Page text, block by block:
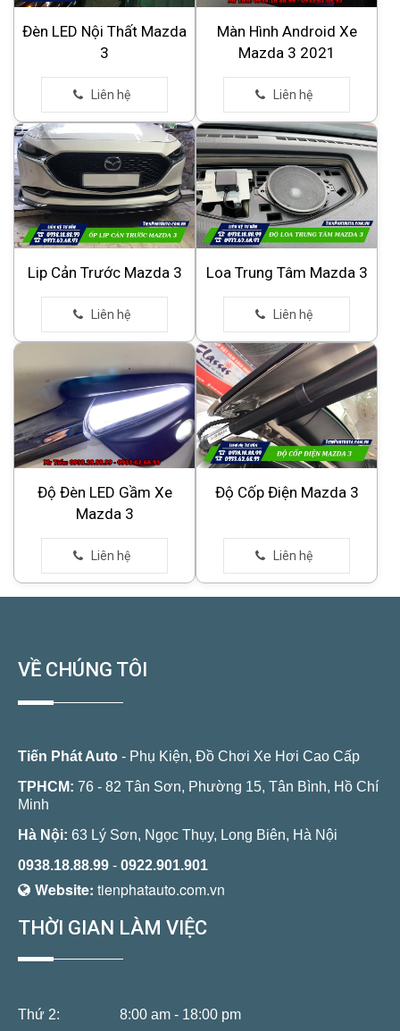
Đèn LED Nội Thất Mazda
3
Màn Hình Android Xe
Mazda 3 2021
Lip Cản Trước Mazda 3 Loa Trung Tâm Mazda 3
Độ Đèn LED Gầm Xe
Mazda 3
Độ Cốp Điện Mazda 3
VỀ CHÚNG TÔI
Tiến Phát Auto - Phụ Kiện, Đồ Chơi Xe Hơi Cao Cấp
TPHCM: 76 - 82 Tân Sơn, Phường 15, Tân Bình, Hồ Chí
Minh
Hà Nội: 63 Lý Sơn, Ngọc Thụy, Long Biên, Hà Nội
0938.18.88.99 - 0922.901.901
Website: tienphatauto.com.vn
THỜI GIAN LÀM VIỆC
Thứ 2: 8:00 am - 18:00 pm